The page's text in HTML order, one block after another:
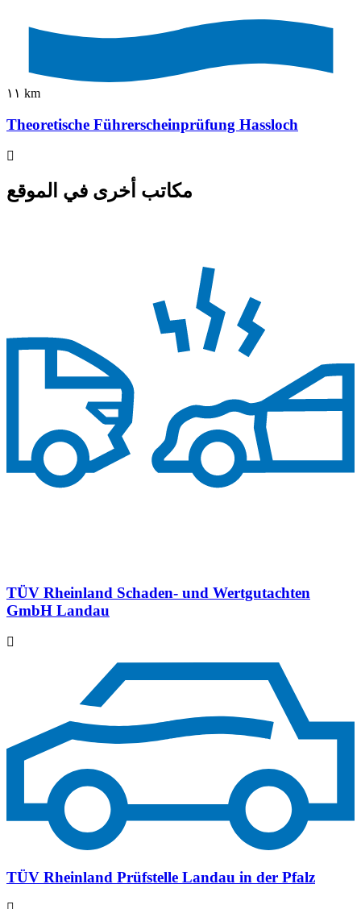
١١ km
Theoretische Führerscheinprüfung Hassloch
مكاتب أخرى في الموقع
TÜV Rheinland Schaden- und Wertgutachten
GmbH Landau
TÜV Rheinland Prüfstelle Landau in der Pfalz